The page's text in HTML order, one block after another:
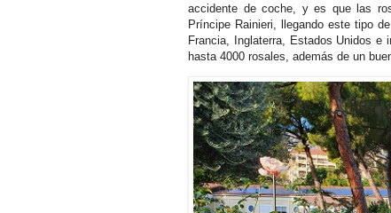
accidente de coche, y es que las
Príncipe Rainieri, llegando este tipo
Francia, Inglaterra, Estados Unidos e
hasta 4000 rosales, además de un